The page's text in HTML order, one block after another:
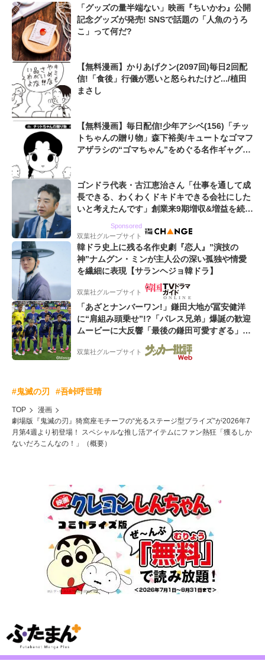
「グッズの量半端ない」映画『ちいかわ』公開
記念グッズが発売! SNSで話題の「人魚のうろ
こ」って何だ?
【無料漫画】かりあげクン(2097回)毎日2回配
信!「食後」行儀が悪いと怒られたけど.../植田
まさし
【無料漫画】毎日配信!少年アシベ(156)「チッ
トちゃんの贈り物」森下裕美/キュートなゴマフ
アザラシの“ゴマちゃん”をめぐる名作ギャグ4
ゴンドラ代表・古江恵治さん「仕事を通して成
長できる、わくわくドキドキできる会社にした
いと考えたんです」創業来9期増収&増益を続け
Sponsored
双葉社グループサイト
韓ドラ史上に残る名作史劇『恋人』”演技の
神”ナムグン・ミンが主人公の深い孤独や情愛
を繊細に表現【サランヘジョ韓ドラ】
双葉社グループサイト
「あざとナンバーワン!」鎌田大地が冨安健洋
に“肩組み頭乗せ”!?「パレス兄弟」爆誕の歓迎
ムービーに大反響「最後の鎌田可愛すぎる」
「粋にも程がある!」
双葉社グループサイト
#鬼滅の刃 #吾峠呼世晴
TOP
漫画
劇場版『鬼滅の刃』猗窩座モチーフの“光るステージ型プライズ”が2026年7
月第4週より初登場！ スペシャルな推し活アイテムにファン熱狂「獲るしか
ないだろこんなの！」（概要）